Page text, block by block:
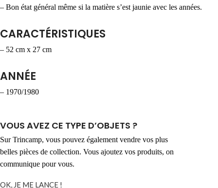
– Bon état général même si la matière s’est jaunie avec les années.
CARACTÉRISTIQUES
– 52 cm x 27 cm
ANNÉE
– 1970/1980
VOUS AVEZ CE TYPE D’OBJETS ?​
Sur Trincamp, vous pouvez également vendre vos plus
belles pièces de collection. Vous ajoutez vos produits, on
communique pour vous.
OK, JE ME LANCE !